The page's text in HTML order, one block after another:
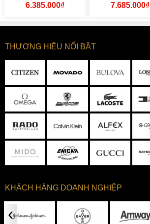
6.385.000₫ 7.685.000₫
THƯƠNG HIỆU NỔI BẬT
KHÁCH HÀNG DOANH NGHIỆP
‹